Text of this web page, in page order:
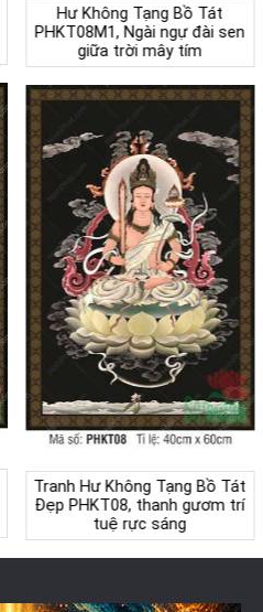
Hư Không Tạng Bồ Tát
PHKT08M1, Ngài ngự đài sen
giữa trời mây tím
Tranh Hư Không Tạng Bồ Tát
Đẹp PHKT08, thanh gươm trí
tuệ rực sáng